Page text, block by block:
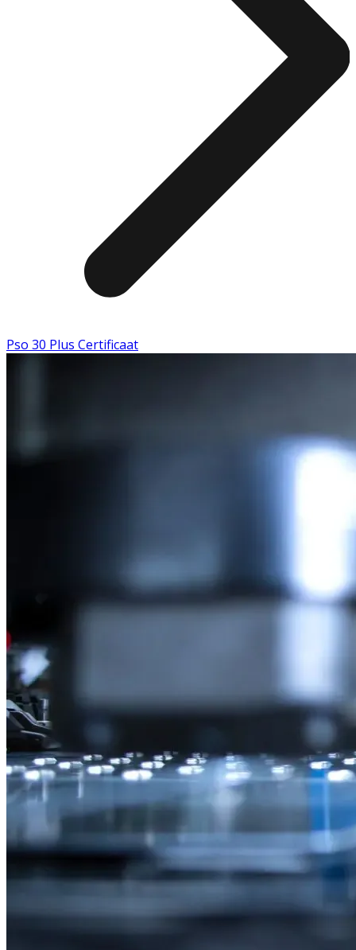
Pso 30 Plus Certificaat